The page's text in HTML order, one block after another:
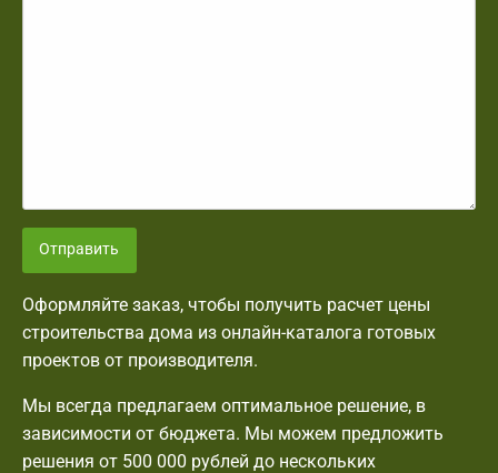
Отправить
Оформляйте заказ, чтобы получить расчет цены
строительства дома из онлайн-каталога готовых
проектов от производителя.
Мы всегда предлагаем оптимальное решение, в
зависимости от бюджета. Мы можем предложить
решения от 500 000 рублей до нескольких